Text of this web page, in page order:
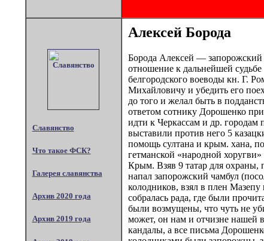
Славянство
Что такое ФСК?
Галерея славянства
Архив 2020 года
Архив 2019 года
Алексей Борода
Борода Алексей — запорожский
отношение к дальнейшей судьбе
белгородского воеводы кн. Г.
Михайловичу и убедить его
до того и желал быть в
ответом сотнику Дорошенко
идти к Черкассам и др. городам
выставили против него 5
помощь султана и крым. хана,
гетманской «народной
Крым. Взяв 9 татар для охраны,
напал запорожский чамбул
колодников, взял в плен
собралась рада, где были
были возмущены, что чуть не
может, он нам и отчизне нашей
кандалы, а все письма